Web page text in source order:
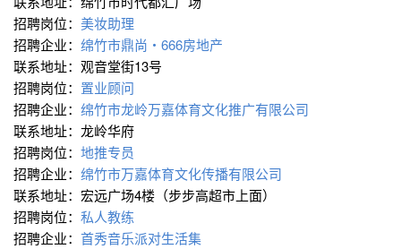
招聘岗位： 美妆助理
招聘企业： 绵竹市鼎尚・666房地产
联系地址：观音堂街13号
招聘岗位： 置业顾问
招聘企业： 绵竹市龙岭万嘉体育文化推广有限公司
联系地址：龙岭华府
招聘岗位： 地推专员
招聘企业： 绵竹市万嘉体育文化传播有限公司
联系地址：宏远广场4楼（步步高超市上面）
招聘岗位： 私人教练
招聘企业： 首秀音乐派对生活集